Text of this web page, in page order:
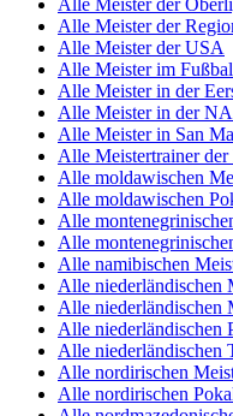
Alle Meister der
Alle Meister der USA
Alle Meister im
Alle Meister in der
Alle Meister in der
Alle Meister in San
Alle Meistertrainer der
Alle moldawischen
Alle moldawischen
Alle
Alle
Alle namibischen
Alle niederländischen
Alle niederländischen
Alle niederländischen
Alle niederländischen
Alle nordirischen
Alle nordirischen